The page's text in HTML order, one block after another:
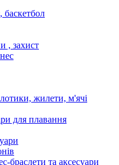
баскетбол
, захист
жилети, м'ячі
для плавання
браслети та аксесуари